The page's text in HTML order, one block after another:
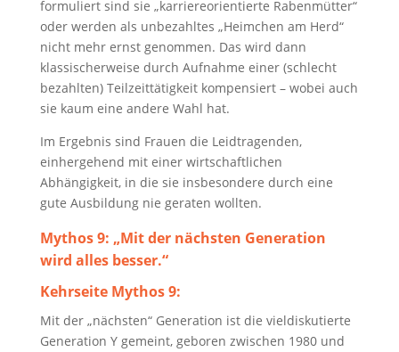
formuliert sind sie „karriereorientierte Rabenmütter“
oder werden als unbezahltes „Heimchen am Herd“
nicht mehr ernst genommen. Das wird dann
klassischerweise durch Aufnahme einer (schlecht
bezahlten) Teilzeittätigkeit kompensiert – wobei auch
sie kaum eine andere Wahl hat.
Im Ergebnis sind Frauen die Leidtragenden,
einhergehend mit einer wirtschaftlichen
Abhängigkeit, in die sie insbesondere durch eine
gute Ausbildung nie geraten wollten.
Mythos 9: „Mit der nächsten Generation
wird alles besser.“
Kehrseite Mythos 9:
Mit der „nächsten“ Generation ist die vieldiskutierte
Generation Y gemeint, geboren zwischen 1980 und